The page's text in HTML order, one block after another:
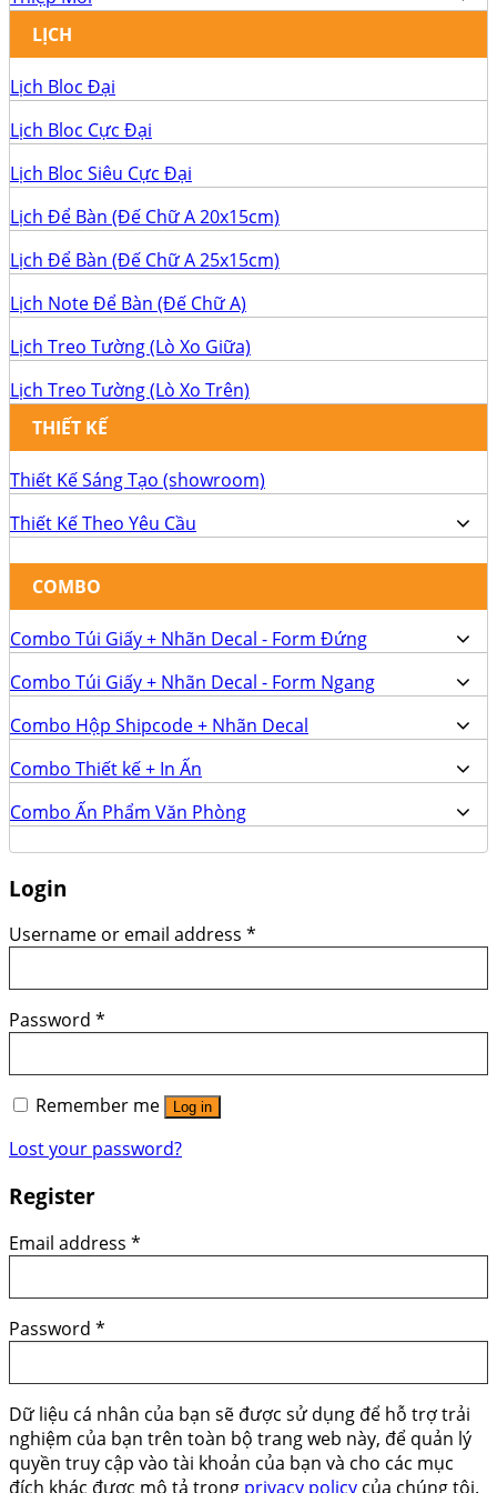
LỊCH
Lịch Bloc Đại
Lịch Bloc Cực Đại
Lịch Bloc Siêu Cực Đại
Lịch Để Bàn (Đế Chữ A 20x15cm)
Lịch Để Bàn (Đế Chữ A 25x15cm)
Lịch Note Để Bàn (Đế Chữ A)
Lịch Treo Tường (Lò Xo Giữa)
Lịch Treo Tường (Lò Xo Trên)
THIẾT KẾ
Thiết Kế Sáng Tạo (showroom)
Thiết Kế Theo Yêu Cầu
COMBO
Combo Túi Giấy + Nhãn Decal - Form Đứng
Combo Túi Giấy + Nhãn Decal - Form Ngang
Combo Hộp Shipcode + Nhãn Decal
Combo Thiết kế + In Ấn
Combo Ấn Phẩm Văn Phòng
Login
Username or email address *
Password *
Remember me Log in
Lost your password?
Register
Email address *
Password *
Dữ liệu cá nhân của bạn sẽ được sử dụng để hỗ trợ trải
nghiệm của bạn trên toàn bộ trang web này, để quản lý
quyền truy cập vào tài khoản của bạn và cho các mục
đích khác được mô tả trong privacy policy của chúng tôi.